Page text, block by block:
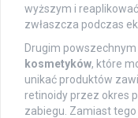
wyższym i
zwłaszcza podczas
Drugim powszechnym
kosmetyków, które
unikać produktów
retinoidy przez okres
zabiegu. Zamiast